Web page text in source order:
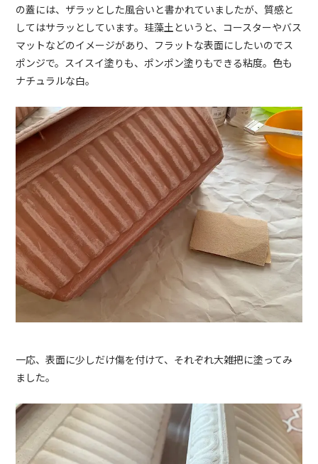
の蓋には、ザラッとした風合いと書かれていましたが、質感と
してはサラッとしています。珪藻土というと、コースターやバス
マットなどのイメージがあり、フラットな表面にしたいのでス
ポンジで。スイスイ塗りも、ポンポン塗りもできる粘度。色も
ナチュラルな白。
一応、表面に少しだけ傷を付けて、それぞれ大雑把に塗ってみ
ました。